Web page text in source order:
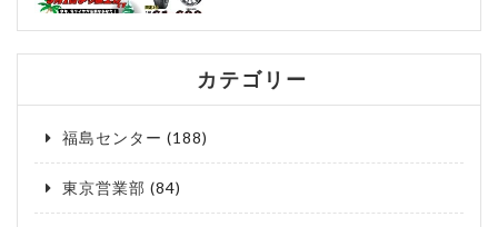
カテゴリー
福島センター (188)
東京営業部 (84)